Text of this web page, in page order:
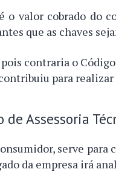
é o valor cobrado do
que as chaves
contraria o
para realizar
de Assessoria
serve
da empresa irá